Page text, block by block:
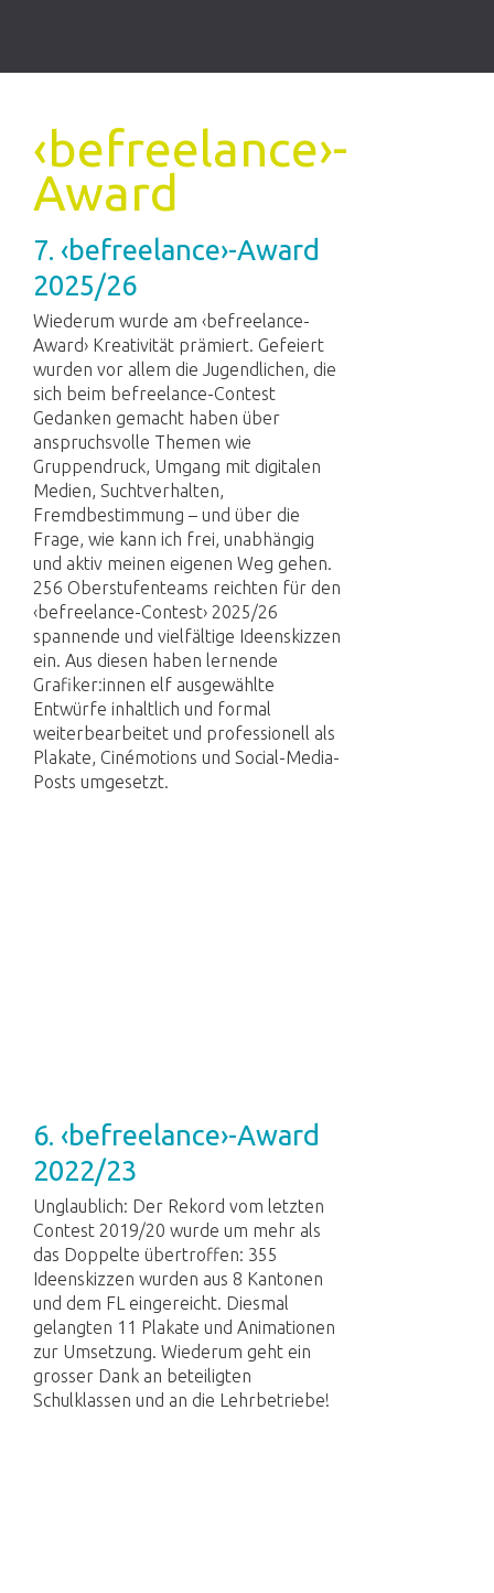
‹befreelance›-
Award
7. ‹befreelance›-Award
2025/26
Wiederum wurde am ‹befreelance-
Award› Kreativität prämiert. Gefeiert
wurden vor allem die Jugendlichen, die
sich beim befreelance-Contest
Gedanken gemacht haben über
anspruchsvolle Themen wie
Gruppendruck, Umgang mit digitalen
Medien, Suchtverhalten,
Fremdbestimmung – und über die
Frage, wie kann ich frei, unabhängig
und aktiv meinen eigenen Weg gehen.
256 Oberstufenteams reichten für den
‹befreelance-Contest› 2025/26
spannende und vielfältige Ideenskizzen
ein. Aus diesen haben lernende
Grafiker:innen elf ausgewählte
Entwürfe inhaltlich und formal
weiterbearbeitet und professionell als
Plakate, Cinémotions und Social-Media-
Posts umgesetzt.
6. ‹befreelance›-Award
2022/23
Unglaublich: Der Rekord vom letzten
Contest 2019/20 wurde um mehr als
das Doppelte übertroffen: 355
Ideenskizzen wurden aus 8 Kantonen
und dem FL eingereicht. Diesmal
gelangten 11 Plakate und Animationen
zur Umsetzung. Wiederum geht ein
grosser Dank an beteiligten
Schulklassen und an die Lehrbetriebe!